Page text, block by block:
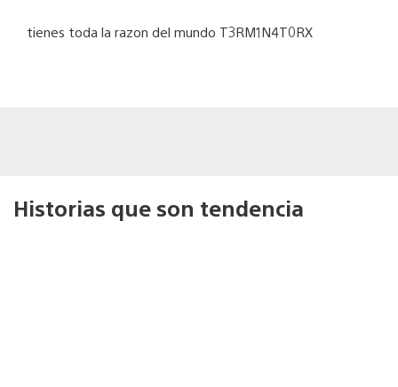
tienes toda la razon del mundo T3RM1N4T0RX
Historias que son tendencia